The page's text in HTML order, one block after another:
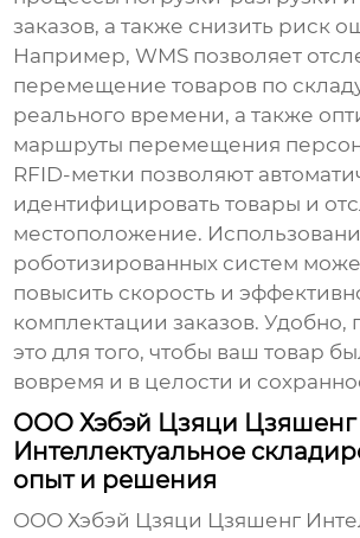
заказов, а также снизить риск
Например, WMS позволяет
перемещение товаров по
реального времени, а также
маршруты перемещения
RFID-метки позволяют
идентифицировать товары и
местоположение.
роботизированных систем
повысить скорость и
комплектации заказов. Удобно,
это для того, чтобы ваш товар
вовремя и в целости и
ООО Хэбэй Цзяци Цзяшенг
Интеллектуальное
опыт и решения
ООО Хэбэй Цзяци Цзяшенг